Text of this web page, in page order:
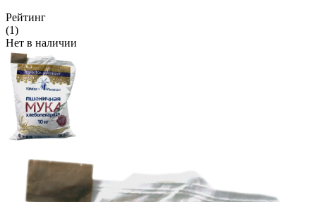
Рейтинг
(1)
Нет в наличии